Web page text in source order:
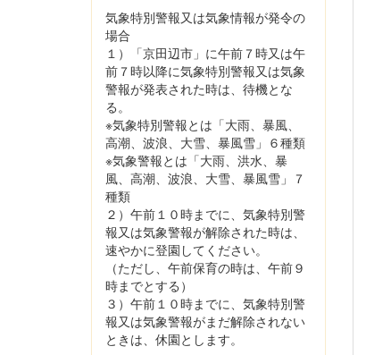
気象特別警報又は気象情報が発令の
場合
１）「京田辺市」に午前７時又は午
前７時以降に気象特別警報又は気象
警報が発表された時は、待機とな
る。
※気象特別警報とは「大雨、暴風、
高潮、波浪、大雪、暴風雪」６種類
※気象警報とは「大雨、洪水、暴
風、高潮、波浪、大雪、暴風雪」７
種類
２）午前１０時までに、気象特別警
報又は気象警報が解除された時は、
速やかに登園してください。
（ただし、午前保育の時は、午前９
時までとする）
３）午前１０時までに、気象特別警
報又は気象警報がまだ解除されない
ときは、休園とします。